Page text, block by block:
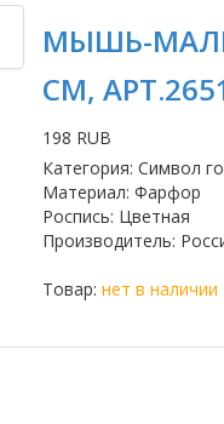
МЫШЬ-
СМ,
198 RUB
Категория: Символ
Материал: Фарфор
Роспись: Цветная
Производитель:
Товар: нет в наличии